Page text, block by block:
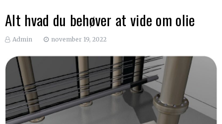
Alt hvad du behøver at vide om olie
Admin november 19, 2022